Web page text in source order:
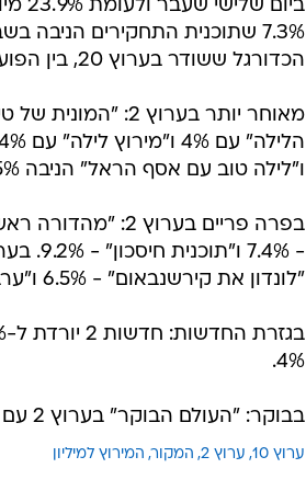
הכדורגל ששודר בערוץ 20, בין הפועל באר שבע לשריף טיראספול, השיג 4%.
ו"לילה טוב עם אסף הראל" הניבה 2.5%.
"לונדון את קירשנבאום" - 6.5% ו"ערב טוב עם גיא פינס" - 6.7%.
4%.
בבוקר: "העולם הבוקר" בערוץ 2 עם 5.6% ו"בוקר אור" בערוץ 10 עם 3.2%.
ערוץ 10 ערוץ 2 המקור המירוץ למיליון